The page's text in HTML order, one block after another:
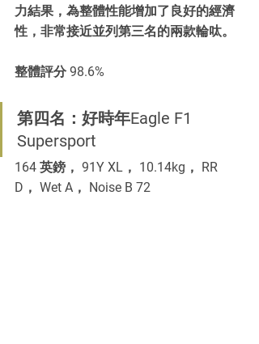
力結果，為整體性能增加了良好的經濟
性，非常接近並列第三名的兩款輪呔。
整體評分 98.6%
第四名：好時年Eagle F1
Supersport
164 英鎊， 91Y XL， 10.14kg， RR
D， Wet A， Noise B 72